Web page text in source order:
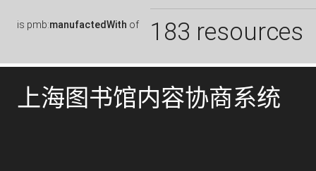
is pmb:manufactedWith of 183 resources
上海图书馆内容协商系统